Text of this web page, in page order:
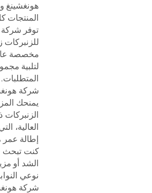
هونغشينغ
المنتجات
توفر شركة
للزنبركات
مخصصة
لتلبية
شركة
يمنحك
العالية،
إطالة
كنت
الشد أو
نوعي
شركة